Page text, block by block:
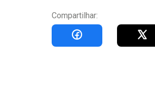
Compartilhar: